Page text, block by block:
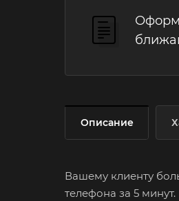
Описание
Вашему клиенту
телефона за 5 минут.